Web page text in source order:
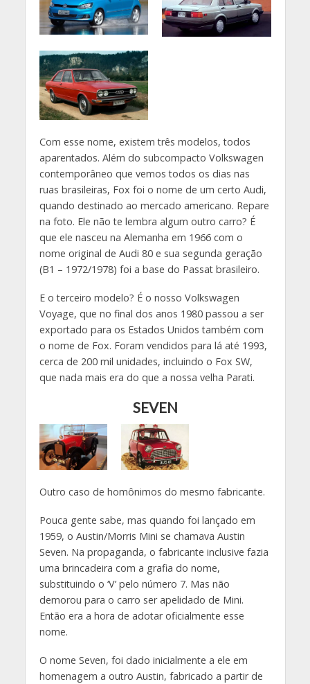
Com esse nome, existem três modelos, todos
aparentados. Além do subcompacto Volkswagen
contemporâneo que vemos todos os dias nas
ruas brasileiras, Fox foi o nome de um certo Audi,
quando destinado ao mercado americano. Repare
na foto. Ele não te lembra algum outro carro? É
que ele nasceu na Alemanha em 1966 com o
nome original de Audi 80 e sua segunda geração
(B1 – 1972/1978) foi a base do Passat brasileiro.
E o terceiro modelo? É o nosso Volkswagen
Voyage, que no final dos anos 1980 passou a ser
exportado para os Estados Unidos também com
o nome de Fox. Foram vendidos para lá até 1993,
cerca de 200 mil unidades, incluindo o Fox SW,
que nada mais era do que a nossa velha Parati.
SEVEN
Outro caso de homônimos do mesmo fabricante.
Pouca gente sabe, mas quando foi lançado em
1959, o Austin/Morris Mini se chamava Austin
Seven. Na propaganda, o fabricante inclusive fazia
uma brincadeira com a grafia do nome,
substituindo o ‘V’ pelo número 7. Mas não
demorou para o carro ser apelidado de Mini.
Então era a hora de adotar oficialmente esse
nome.
O nome Seven, foi dado inicialmente a ele em
homenagem a outro Austin, fabricado a partir de